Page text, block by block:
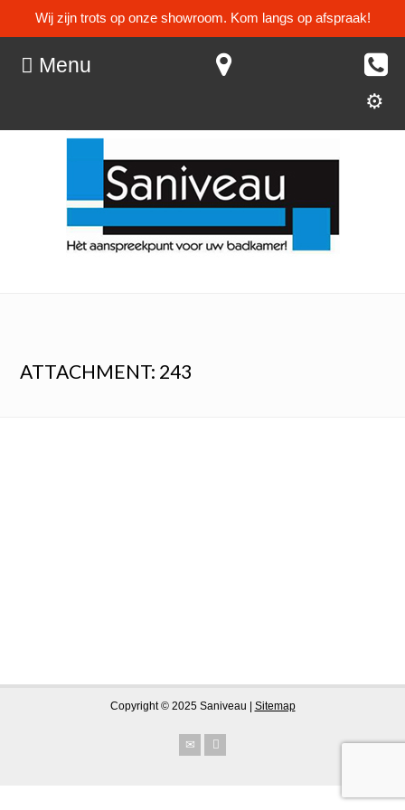
Wij zijn trots op onze showroom. Kom langs op afspraak!
Menu
ATTACHMENT: 243
Copyright © 2025 Saniveau | Sitemap